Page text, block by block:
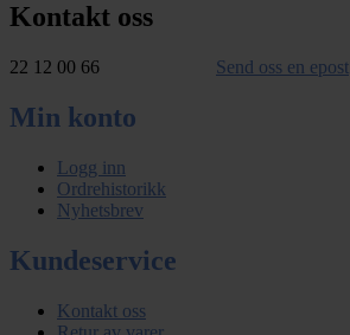
Kontakt oss
22 12 00 66 Send oss en epost
Min konto
Logg inn
Ordrehistorikk
Nyhetsbrev
Kundeservice
Kontakt oss